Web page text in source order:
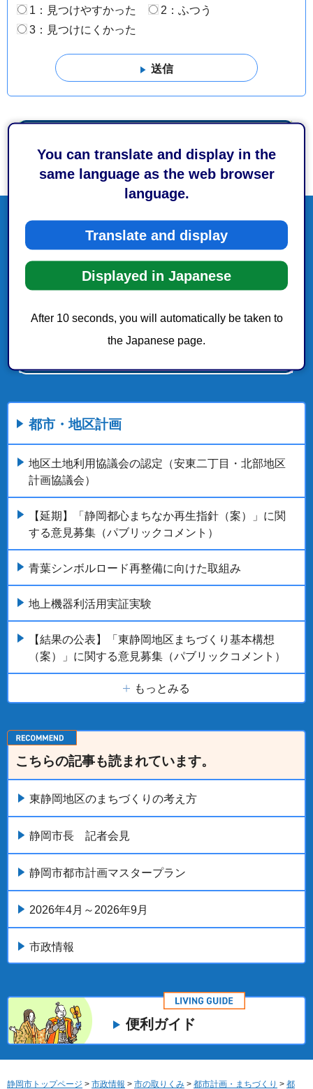
You can translate and display in the
same language as the web browser
language.
Translate and display
Displayed in Japanese
After 10 seconds, you will automatically be taken to
the Japanese page.
1：見つけやすかった
2：ふつう
3：見つけにくかった
都市・地区計画
地区土地利用協議会の認定（安東二丁目・北部地区
計画協議会）
【延期】「静岡都心まちなか再生指針（案）」に関
する意見募集（パブリックコメント）
青葉シンボルロード再整備に向けた取組み
地上機器利活用実証実験
【結果の公表】「東静岡地区まちづくり基本構想
（案）」に関する意見募集（パブリックコメント）
もっとみる
こちらの記事も読まれています。
東静岡地区のまちづくりの考え方
静岡市長 記者会見
静岡市都市計画マスタープラン
2026年4月～2026年9月
市政情報
便利ガイド
静岡市トップページ > 市政情報 > 市の取りくみ > 都市計画・まちづくり > 都